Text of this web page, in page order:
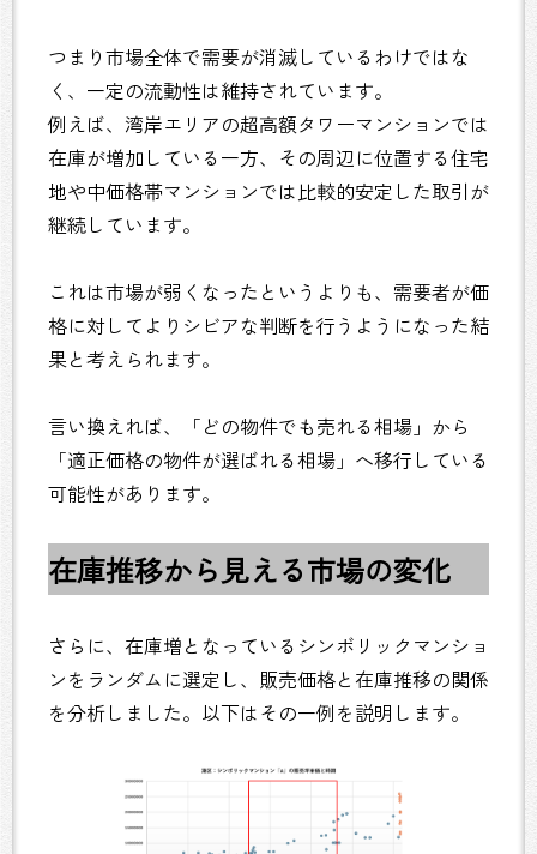
つまり市場全体で需要が消滅しているわけではな
く、一定の流動性は維持されています。
例えば、湾岸エリアの超高額タワーマンションでは
在庫が増加している一方、その周辺に位置する住宅
地や中価格帯マンションでは比較的安定した取引が
継続しています。
これは市場が弱くなったというよりも、需要者が価
格に対してよりシビアな判断を行うようになった結
果と考えられます。
言い換えれば、「どの物件でも売れる相場」から
「適正価格の物件が選ばれる相場」へ移行している
可能性があります。
在庫推移から見える市場の変化
さらに、在庫増となっているシンボリックマンショ
ンをランダムに選定し、販売価格と在庫推移の関係
を分析しました。以下はその一例を説明します。